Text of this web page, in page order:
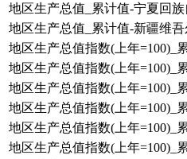
地区生产总值_累计值-宁夏回族
地区生产总值_累计值-新疆维
地区生产总值指数(上年=100)_
地区生产总值指数(上年=100)_
地区生产总值指数(上年=100)_
地区生产总值指数(上年=100)_
地区生产总值指数(上年=100)_
地区生产总值指数(上年=100)_